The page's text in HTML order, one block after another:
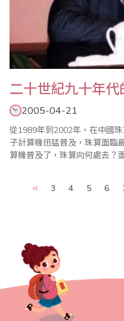
二十世紀九十年
2005-04-21
從1989年到2002年，在中國
子計算機迅猛普及，珠算面臨
算機普及了，珠算向何處去？
展，積極探索著前進。隨著計
飛猛進的發展，這是一個奇蹟
3 4 5 6